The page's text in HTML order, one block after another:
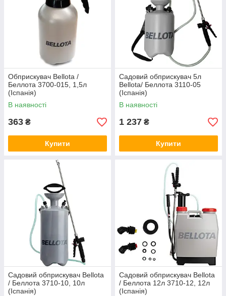
Обприскувач Bellota /
Беллота 3700-015, 1,5л
(Іспанія)
В наявності
363 ₴
Купити
Садовий обприскувач 5л
Bellota/ Беллота 3110-05
(Іспанія)
В наявності
1 237 ₴
Купити
Садовий обприскувач Bellota
/ Беллота 3710-10, 10л
(Іспанія)
Садовий обприскувач Bellota
/ Беллота 12л 3710-12, 12л
(Іспанія)